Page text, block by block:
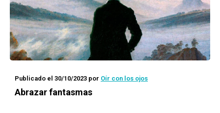
Publicado el 30/10/2023 por Oír con los ojos
Abrazar fantasmas